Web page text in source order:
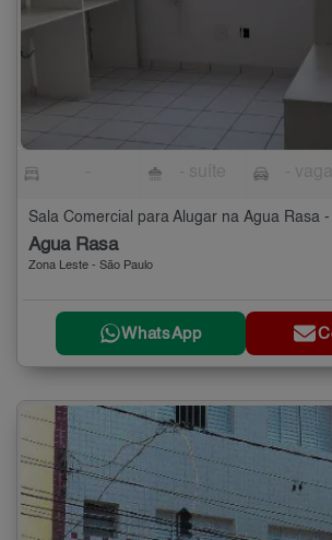
Sala Comercial para Alugar na Água Rasa -
Água Rasa
Zona Leste - São Paulo
WhatsApp